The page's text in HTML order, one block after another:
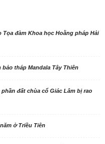
đàm Khoa học Hoằng pháp Hải
tháp Mandala Tây Thiên
đất chùa cổ Giác Lâm bị rao
ở Triều Tiên